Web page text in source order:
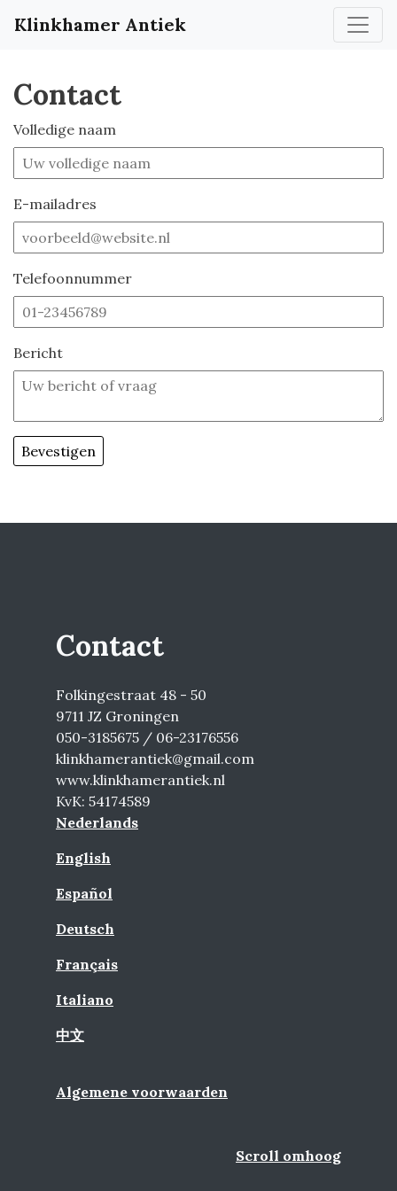
Klinkhamer Antiek
Contact
Volledige naam
E-mailadres
Telefoonnummer
Bericht
Contact
Folkingestraat 48 - 50
9711 JZ Groningen
050-3185675 / 06-23176556
klinkhamerantiek@gmail.com
www.klinkhamerantiek.nl
KvK: 54174589
Nederlands
English
Español
Deutsch
Français
Italiano
中文
Algemene voorwaarden
Scroll omhoog